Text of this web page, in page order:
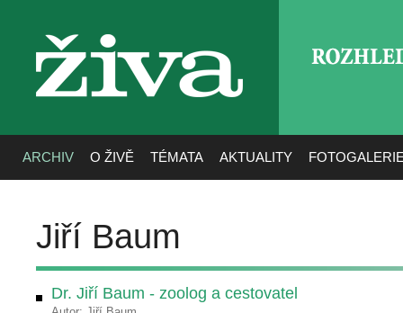
živa
ARCHIV O ŽIVĚ TÉMATA AKTUALITY
Jiří Baum
Dr. Jiří Baum - zoolog a cestovatel